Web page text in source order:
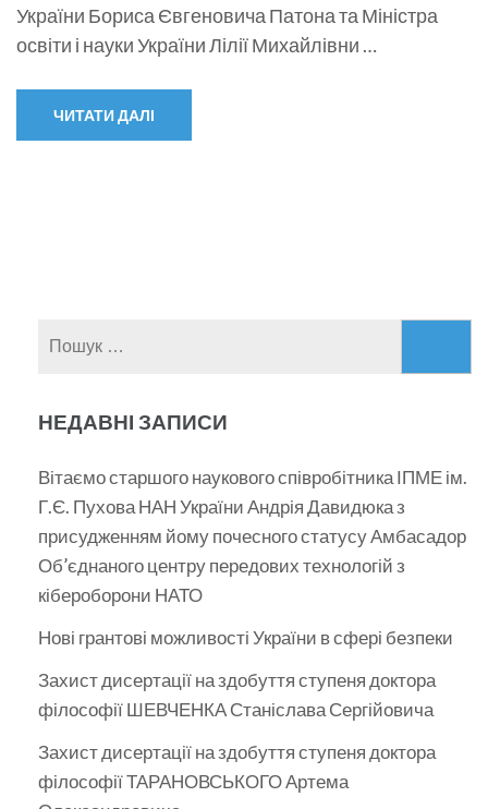
України Бориса Євгеновича Патона та Міністра
освіти і науки України Лілії Михайлівни …
ЧИТАТИ ДАЛІ
НЕДАВНІ ЗАПИСИ
Вітаємо старшого наукового співробітника ІПМЕ ім.
Г.Є. Пухова НАН України Андрія Давидюка з
присудженням йому почесного статусу Амбасадор
Об’єднаного центру передових технологій з
кібероборони НАТО
Нові грантові можливості України в сфері безпеки
Захист дисертації на здобуття ступеня доктора
філософії ШЕВЧЕНКА Станіслава Сергійовича
Захист дисертації на здобуття ступеня доктора
філософії ТАРАНОВСЬКОГО Артема